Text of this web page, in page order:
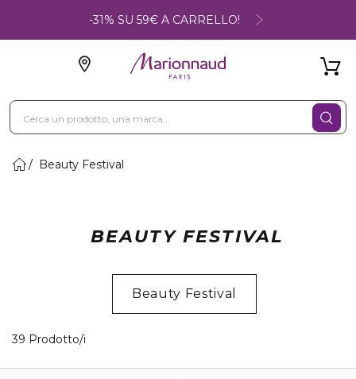
-31% SU 59€ A CARRELLO!
Beauty Festival
BEAUTY FESTIVAL
Beauty Festival
39 Prodotto/i